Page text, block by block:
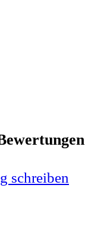
schreiben